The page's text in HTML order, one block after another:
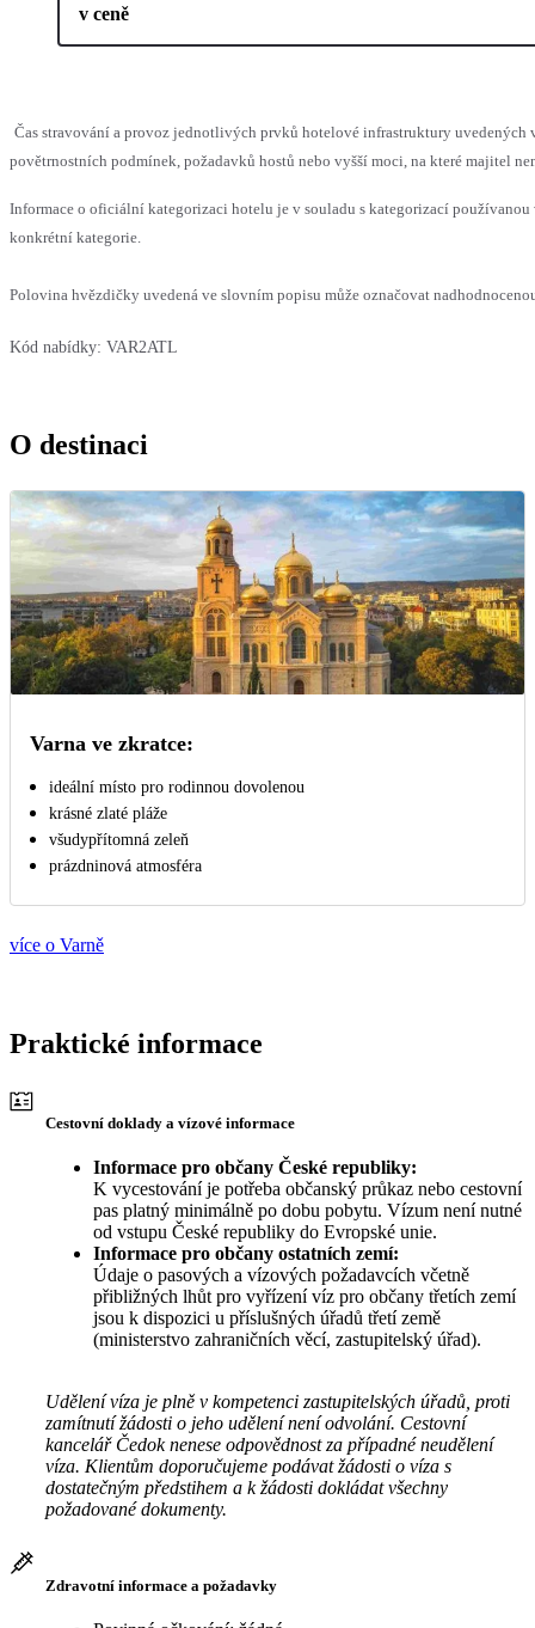
v ceně
Čas stravování a provoz jednotlivých prvků hotelové infrastruktury uvedených
povětrnostních podmínek, požadavků hostů nebo vyšší moci, na které majitel
Informace o oficiální kategorizaci hotelu je v souladu s kategorizací
konkrétní kategorie.
Polovina hvězdičky uvedená ve slovním popisu může označovat
Kód nabídky: VAR2ATL
O destinaci
Varna ve zkratce:
ideální místo pro rodinnou dovolenou
krásné zlaté pláže
všudypřítomná zeleň
prázdninová atmosféra
více o Varně
Praktické informace
Cestovní doklady a vízové informace
Informace pro občany České republiky:
K vycestování je potřeba občanský průkaz nebo cestovní
pas platný minimálně po dobu pobytu. Vízum není nutné
od vstupu České republiky do Evropské unie.
Informace pro občany ostatních zemí:
Údaje o pasových a vízových požadavcích včetně
přibližných lhůt pro vyřízení víz pro občany třetích zemí
jsou k dispozici u příslušných úřadů třetí země
(ministerstvo zahraničních věcí, zastupitelský úřad).
Udělení víza je plně v kompetenci zastupitelských úřadů, proti
zamítnutí žádosti o jeho udělení není odvolání. Cestovní
kancelář Čedok nenese odpovědnost za případné neudělení
víza. Klientům doporučujeme podávat žádosti o víza s
dostatečným předstihem a k žádosti dokládat všechny
požadované dokumenty.
Zdravotní informace a požadavky